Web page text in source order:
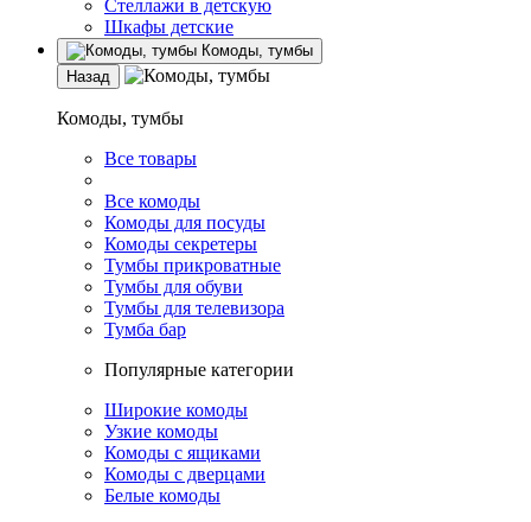
Стеллажи в детскую
Шкафы детские
Комоды, тумбы
Назад
Комоды, тумбы
Все товары
Все комоды
Комоды для посуды
Комоды секретеры
Тумбы прикроватные
Тумбы для обуви
Тумбы для телевизора
Тумба бар
Популярные категории
Широкие комоды
Узкие комоды
Комоды с ящиками
Комоды с дверцами
Белые комоды